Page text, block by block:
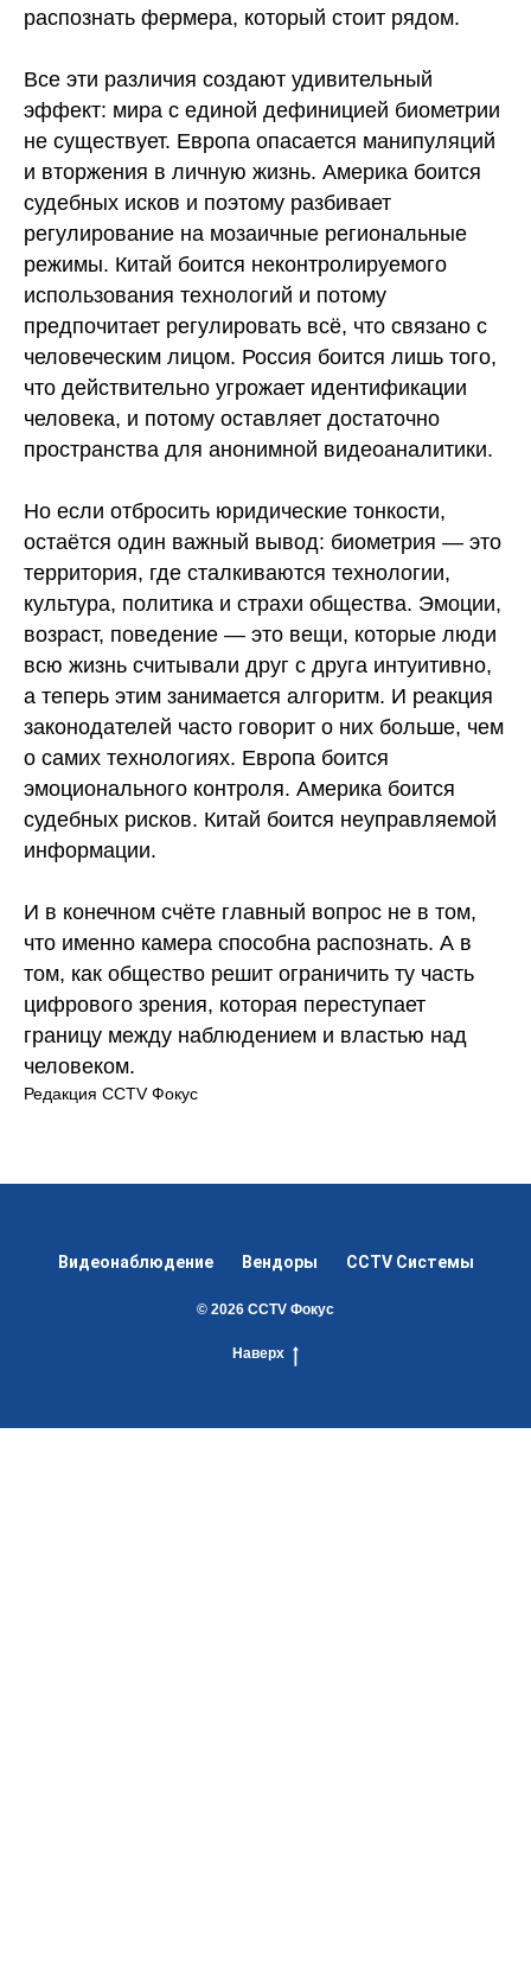
распознать фермера, который стоит рядом.
Все эти различия создают удивительный
эффект: мира с единой дефиницией биометрии
не существует. Европа опасается манипуляций
и вторжения в личную жизнь. Америка боится
судебных исков и поэтому разбивает
регулирование на мозаичные региональные
режимы. Китай боится неконтролируемого
использования технологий и потому
предпочитает регулировать всё, что связано с
человеческим лицом. Россия боится лишь того,
что действительно угрожает идентификации
человека, и потому оставляет достаточно
пространства для анонимной видеоаналитики.
Но если отбросить юридические тонкости,
остаётся один важный вывод: биометрия — это
территория, где сталкиваются технологии,
культура, политика и страхи общества. Эмоции,
возраст, поведение — это вещи, которые люди
всю жизнь считывали друг с друга интуитивно,
а теперь этим занимается алгоритм. И реакция
законодателей часто говорит о них больше, чем
о самих технологиях. Европа боится
эмоционального контроля. Америка боится
судебных рисков. Китай боится неуправляемой
информации.
И в конечном счёте главный вопрос не в том,
что именно камера способна распознать. А в
том, как общество решит ограничить ту часть
цифрового зрения, которая переступает
границу между наблюдением и властью над
человеком.
Редакция CCTV Фокус
Видеонаблюдение Вендоры CCTV Системы
© 2026 CCTV Фокус
Наверх